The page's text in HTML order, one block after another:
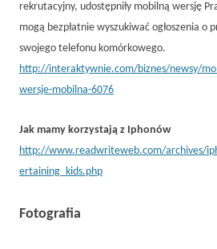
rekrutacyjny, udostępniły mobilną wersję
mogą bezpłatnie wyszukiwać ogłoszenia o
swojego telefonu komórkowego.
http://interaktywnie.com/biznes/newsy/
wersje-mobilna-6076
Jak mamy korzystają z Iphonów
http://www.readwriteweb.com/archives/
ertaining_kids.php
Fotografia